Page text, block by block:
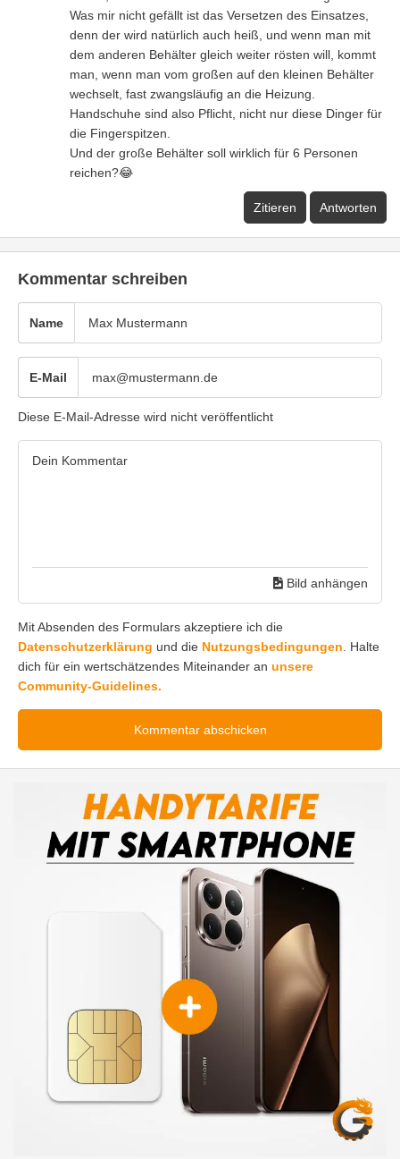
Was mir nicht gefällt ist das Versetzen des Einsatzes,
denn der wird natürlich auch heiß, und wenn man mit
dem anderen Behälter gleich weiter rösten will, kommt
man, wenn man vom großen auf den kleinen Behälter
wechselt, fast zwangsläufig an die Heizung.
Handschuhe sind also Pflicht, nicht nur diese Dinger für
die Fingerspitzen.
Und der große Behälter soll wirklich für 6 Personen
reichen?😂
Zitieren Antworten
Kommentar schreiben
Name
E-Mail
Diese E-Mail-Adresse wird nicht veröffentlicht
Bild anhängen
Mit Absenden des Formulars akzeptiere ich die
Datenschutzerklärung und die Nutzungsbedingungen . Halte
dich für ein wertschätzendes Miteinander an unsere
Community-Guidelines.